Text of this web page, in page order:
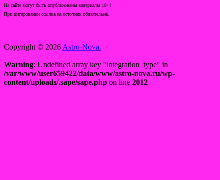
На сайте могут быть опубликованы материалы 18+!
При цитировании ссылка на источник обязательна.
Copyright © 2026 Astro-Nova.
Warning: Undefined array key "integration_type" in
/var/www/user659422/data/www/astro-nova.ru/wp-
content/uploads/.sape/sape.php on line 2012